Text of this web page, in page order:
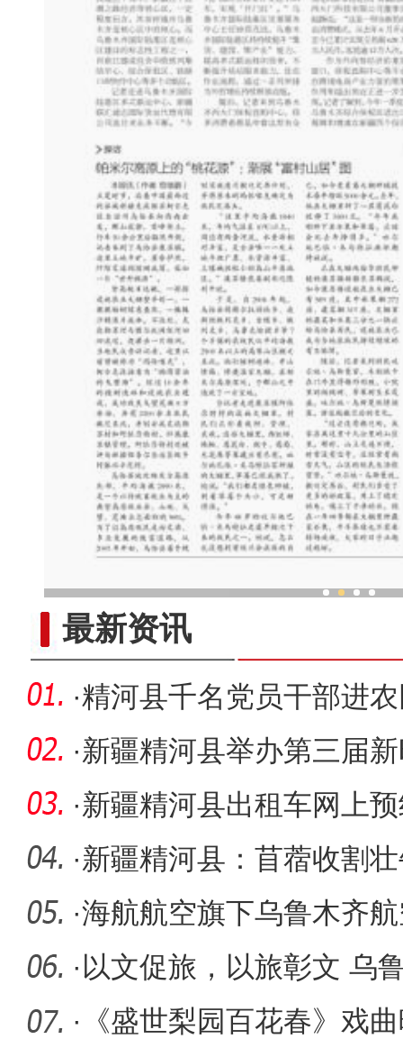
最新资讯
·精河县千名党员干部进
·新疆精河县举办第三届
员大赛总
·新疆精河县出租车网上
·新疆精河县：苜蓿收割
·海航航空旗下乌鲁木齐
题活
·以文促旅，以旅彰文 乌
赋能高质
·
《盛世梨园百花春》戏